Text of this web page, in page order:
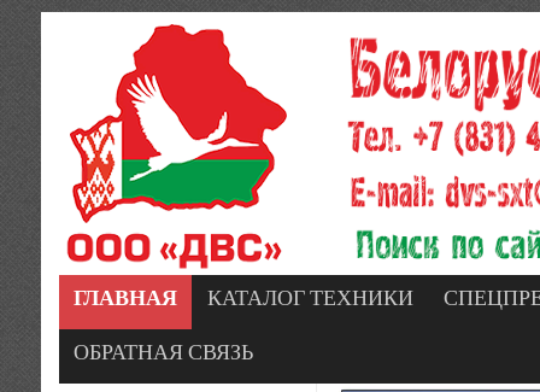
ГЛАВНАЯ КАТАЛОГ ТЕХНИКИ
ОБРАТНАЯ СВЯЗЬ